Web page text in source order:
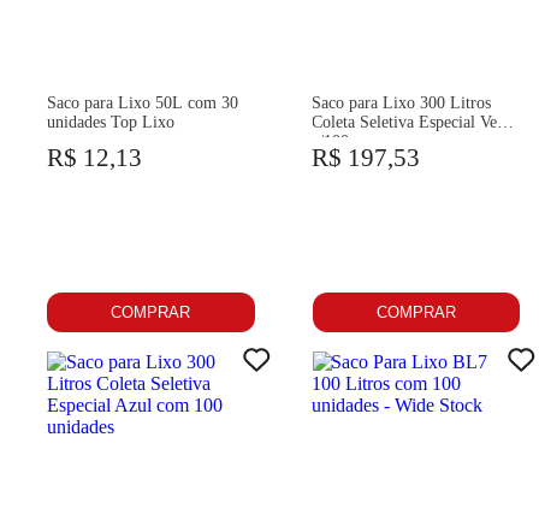
Saco para Lixo 50L com 30
unidades Top Lixo
R$ 12,13
COMPRAR
Saco para Lixo 300 Litros
Coleta Seletiva Especial Verde
c/100un
R$ 197,53
COMPRAR